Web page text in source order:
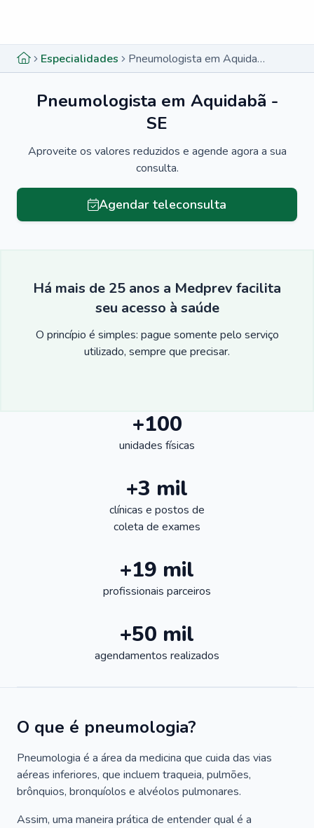
Especialidades Pneumologista em Aquidabã - SE
Pneumologista em Aquidabã -
SE
Aproveite os valores reduzidos e agende agora a sua
consulta.
Agendar teleconsulta
Há mais de 25 anos a Medprev facilita
seu acesso à saúde
O princípio é simples: pague somente pelo serviço
utilizado, sempre que precisar.
+100
unidades físicas
+3 mil
clínicas e postos de
coleta de exames
+19 mil
profissionais parceiros
+50 mil
agendamentos realizados
O que é pneumologia?
Pneumologia é a área da medicina que cuida das vias
aéreas inferiores, que incluem traqueia, pulmões,
brônquios, bronquíolos e alvéolos pulmonares.
Assim, uma maneira prática de entender qual é a